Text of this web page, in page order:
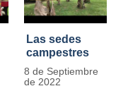
Las sedes
campestres
de IDIPRON
se convierten
8 de Septiembre
de 2022